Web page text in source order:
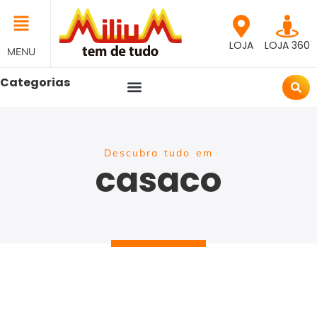
MENU LOJA LOJA 360
Categorias
Descubra tudo em
casaco